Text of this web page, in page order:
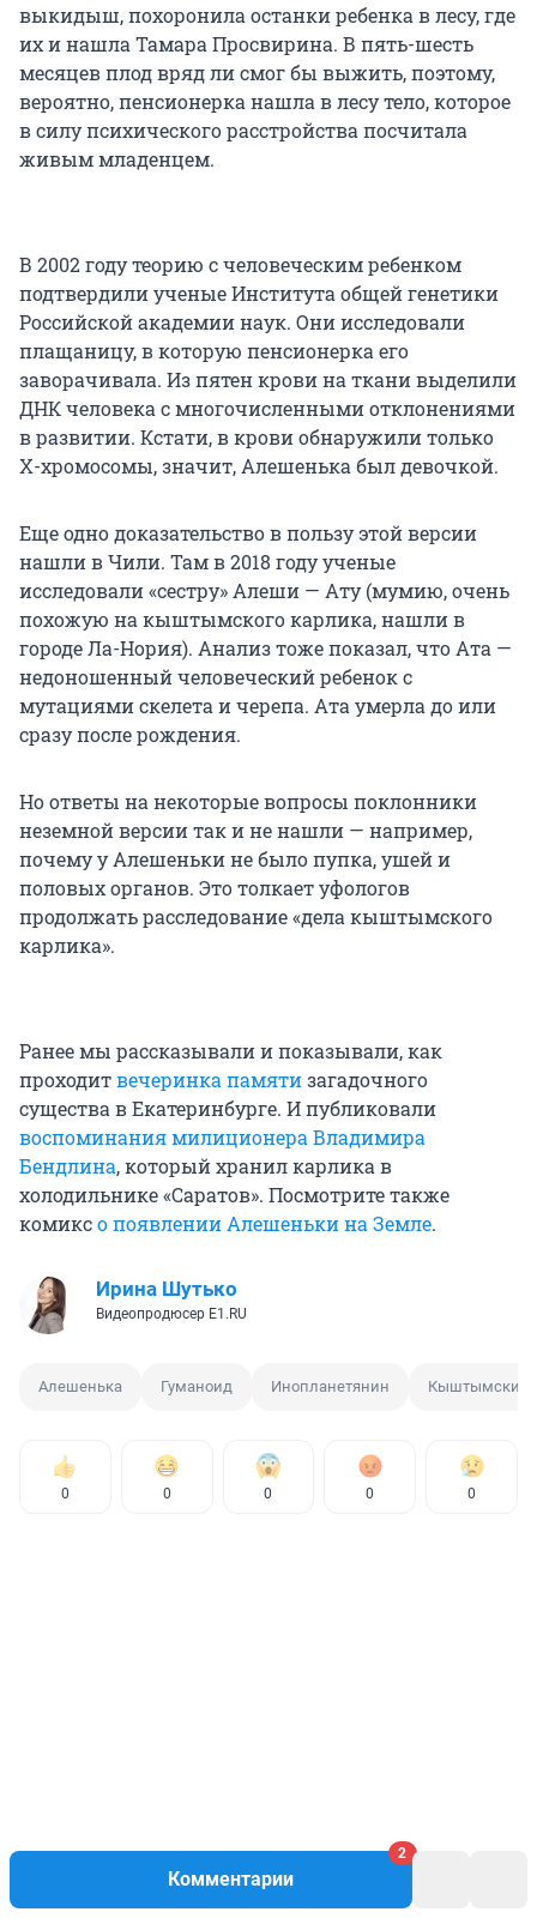
Комментарии
2
выкидыш, похоронила останки ребенка в лесу, где
их и нашла Тамара Просвирина. В пять-шесть
месяцев плод вряд ли смог бы выжить, поэтому,
вероятно, пенсионерка нашла в лесу тело, которое
в силу психического расстройства посчитала
живым младенцем.
В 2002 году теорию с человеческим ребенком
подтвердили ученые Института общей генетики
Российской академии наук. Они исследовали
плащаницу, в которую пенсионерка его
заворачивала. Из пятен крови на ткани выделили
ДНК человека с многочисленными отклонениями
в развитии. Кстати, в крови обнаружили только
Х-хромосомы, значит, Алешенька был девочкой.
Еще одно доказательство в пользу этой версии
нашли в Чили. Там в 2018 году ученые
исследовали «сестру» Алеши — Ату (мумию, очень
похожую на кыштымского карлика, нашли в
городе Ла-Нория). Анализ тоже показал, что Ата —
недоношенный человеческий ребенок с
мутациями скелета и черепа. Ата умерла до или
сразу после рождения.
Но ответы на некоторые вопросы поклонники
неземной версии так и не нашли — например,
почему у Алешеньки не было пупка, ушей и
половых органов. Это толкает уфологов
продолжать расследование «дела кыштымского
карлика».
Ранее мы рассказывали и показывали, как
проходитвечеринка памятизагадочного
существа в Екатеринбурге. И публиковали
воспоминания милиционера Владимира
Бендлина, который хранил карлика в
холодильнике «Саратов». Посмотрите также
комиксо появлении Алешеньки на Земле.
Ирина Шутько
Видеопродюсер E1.RU
Алешенька Гуманоид Инопланетянин Кыштымский
0 0 0 0 0